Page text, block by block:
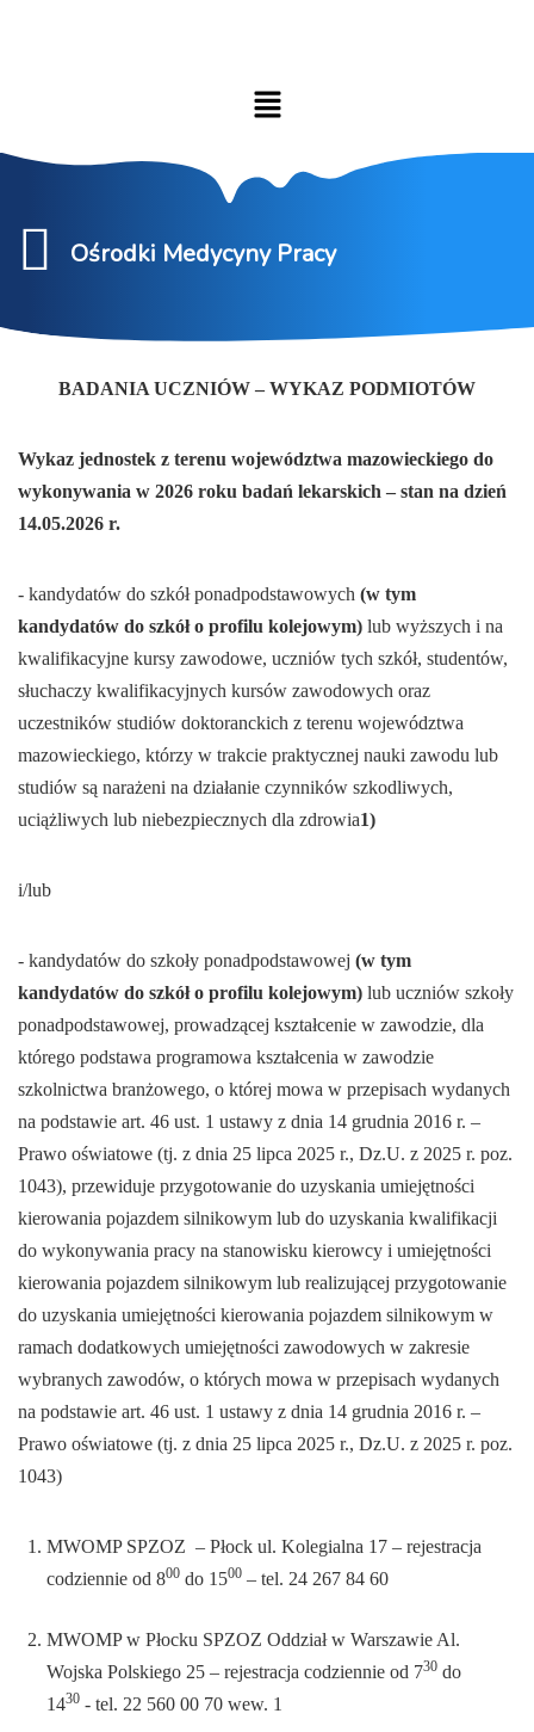
Ośrodki Medycyny Pracy
BADANIA UCZNIÓW – WYKAZ PODMIOTÓW
Wykaz jednostek z terenu województwa mazowieckiego do
wykonywania w 2026 roku badań lekarskich – stan na dzień
14.05.2026 r.
- kandydatów do szkół ponadpodstawowych (w tym
kandydatów do szkół o profilu kolejowym) lub wyższych i na
kwalifikacyjne kursy zawodowe, uczniów tych szkół, studentów,
słuchaczy kwalifikacyjnych kursów zawodowych oraz
uczestników studiów doktoranckich z terenu województwa
mazowieckiego, którzy w trakcie praktycznej nauki zawodu lub
studiów są narażeni na działanie czynników szkodliwych,
uciążliwych lub niebezpiecznych dla zdrowia1)
i/lub
- kandydatów do szkoły ponadpodstawowej (w tym
kandydatów do szkół o profilu kolejowym) lub uczniów szkoły
ponadpodstawowej, prowadzącej kształcenie w zawodzie, dla
którego podstawa programowa kształcenia w zawodzie
szkolnictwa branżowego, o której mowa w przepisach wydanych
na podstawie art. 46 ust. 1 ustawy z dnia 14 grudnia 2016 r. –
Prawo oświatowe (tj. z dnia 25 lipca 2025 r., Dz.U. z 2025 r. poz.
1043), przewiduje przygotowanie do uzyskania umiejętności
kierowania pojazdem silnikowym lub do uzyskania kwalifikacji
do wykonywania pracy na stanowisku kierowcy i umiejętności
kierowania pojazdem silnikowym lub realizującej przygotowanie
do uzyskania umiejętności kierowania pojazdem silnikowym w
ramach dodatkowych umiejętności zawodowych w zakresie
wybranych zawodów, o których mowa w przepisach wydanych
na podstawie art. 46 ust. 1 ustawy z dnia 14 grudnia 2016 r. –
Prawo oświatowe (tj. z dnia 25 lipca 2025 r., Dz.U. z 2025 r. poz.
1043)
MWOMP SPZOZ – Płock ul. Kolegialna 17 – rejestracja
codziennie od 800 do 1500 – tel. 24 267 84 60
MWOMP w Płocku SPZOZ Oddział w Warszawie Al.
Wojska Polskiego 25 – rejestracja codziennie od 730 do
1430 - tel. 22 560 00 70 wew. 1